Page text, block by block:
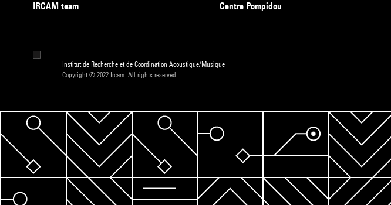
IRCAM team
Centre Pompidou
Institut de Recherche et de Coordination Acoustique/Musique
Copyright © 2022 Ircam. All rights reserved.